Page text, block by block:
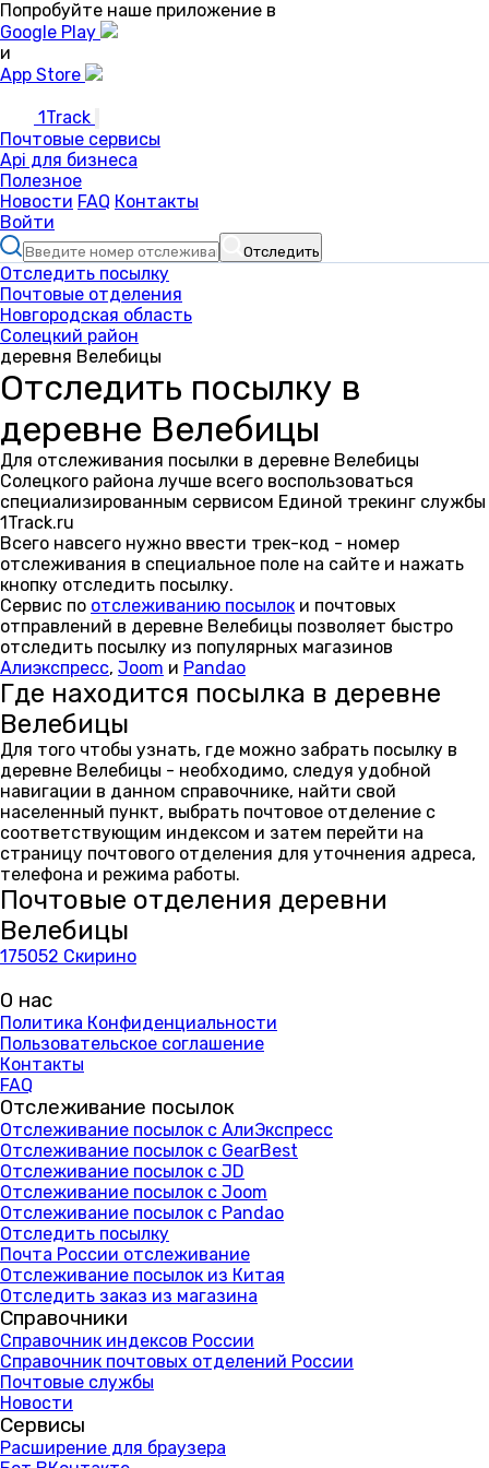
Попробуйте наше приложение в
Google Play
и
App Store
1Track
Почтовые сервисы
Api для бизнеса
Полезное
Новости FAQ Контакты
Войти
Отследить
Отследить посылку
Почтовые отделения
Новгородская область
Солецкий район
деревня Велебицы
Отследить посылку в
деревне Велебицы
Для отслеживания посылки в деревне Велебицы
Солецкого района лучше всего воспользоваться
специализированным сервисом Единой трекинг службы
1Track.ru
Всего навсего нужно ввести трек-код - номер
отслеживания в специальное поле на сайте и нажать
кнопку отследить посылку.
Сервис по отслеживанию посылок и почтовых
отправлений в деревне Велебицы позволяет быстро
отследить посылку из популярных магазинов
Алиэкспресс, Joom и Pandao
Где находится посылка в деревне
Велебицы
Для того чтобы узнать, где можно забрать посылку в
деревне Велебицы - необходимо, следуя удобной
навигации в данном справочнике, найти свой
населенный пункт, выбрать почтовое отделение с
соответствующим индексом и затем перейти на
страницу почтового отделения для уточнения адреса,
телефона и режима работы.
Почтовые отделения деревни
Велебицы
175052 Скирино
О нас
Политика Конфиденциальности
Пользовательское соглашение
Контакты
FAQ
Отслеживание посылок
Отслеживание посылок с АлиЭкспресс
Отслеживание посылок с GearBest
Отслеживание посылок с JD
Отслеживание посылок с Joom
Отслеживание посылок с Pandao
Отследить посылку
Почта России отслеживание
Отслеживание посылок из Китая
Отследить заказ из магазина
Справочники
Справочник индексов России
Справочник почтовых отделений России
Почтовые службы
Новости
Сервисы
Расширение для браузера